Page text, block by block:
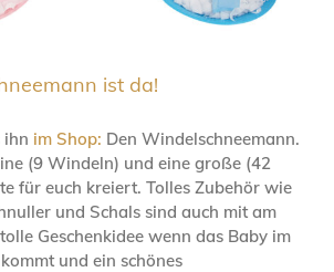
ist da!
ihn im Shop: Den Windelschneemann.
(9 Windeln) und eine große (42
für euch kreiert. Tolles Zubehör wie
und Schals sind auch mit am
Geschenkidee wenn das Baby im
und ein schönes